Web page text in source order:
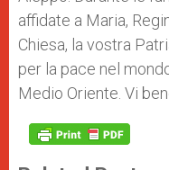
affidate a Maria,
Chiesa, la vostra
per la pace nel
Medio Oriente. Vi